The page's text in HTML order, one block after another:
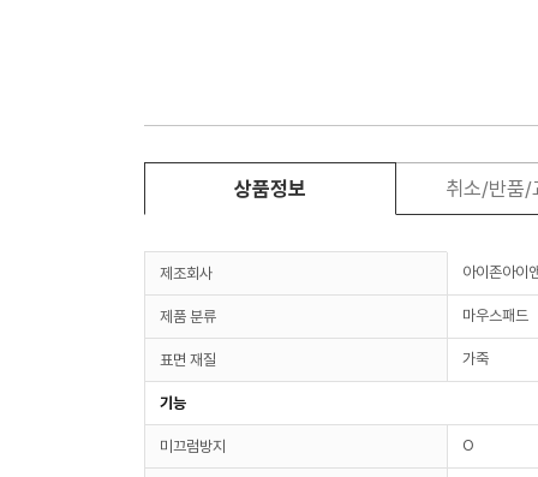
상품정보 취소/반품/
제조회사 아이존아이
제품 분류 마우스패드
표면 재질 가죽
기능
미끄럼방지 O